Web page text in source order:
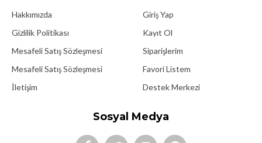
Hakkımızda
Gizlilik Politikası
Mesafeli Satış Sözleşmesi
Mesafeli Satış Sözleşmesi
İletişim
Giriş Yap
Kayıt Ol
Siparişlerim
Favori Listem
Destek Merkezi
Sosyal Medya